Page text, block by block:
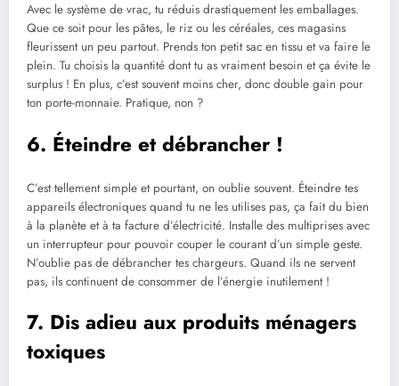
Avec le système de vrac, tu réduis drastiquement les emballages.
Que ce soit pour les pâtes, le riz ou les céréales, ces magasins
fleurissent un peu partout. Prends ton petit sac en tissu et va faire le
plein. Tu choisis la quantité dont tu as vraiment besoin et ça évite le
surplus ! En plus, c’est souvent moins cher, donc double gain pour
ton porte-monnaie. Pratique, non ?
6. Éteindre et débrancher !
C’est tellement simple et pourtant, on oublie souvent. Éteindre tes
appareils électroniques quand tu ne les utilises pas, ça fait du bien
à la planète et à ta facture d’électricité. Installe des multiprises avec
un interrupteur pour pouvoir couper le courant d’un simple geste.
N’oublie pas de débrancher tes chargeurs. Quand ils ne servent
pas, ils continuent de consommer de l’énergie inutilement !
7. Dis adieu aux produits ménagers
toxiques